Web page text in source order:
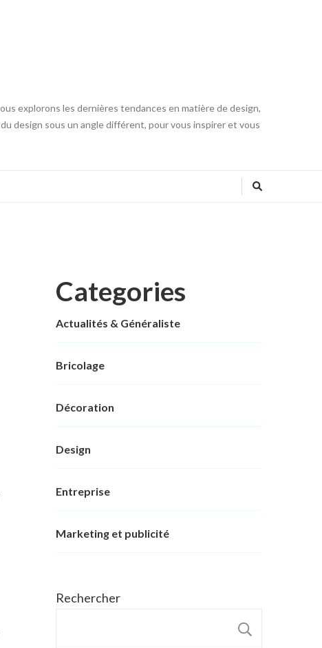
explorons les dernières tendances en matière de design,
design sous un angle différent, pour vous inspirer et vous
Categories
Actualités & Généraliste
Bricolage
Décoration
Design
Entreprise
Marketing et publicité
Rechercher